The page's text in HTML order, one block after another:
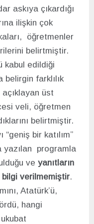
askıya çıkardığı
ilişkin çok
öğretmenler
belirtmiştir.
kabul edildiği
belirgin farklılık
üst
veli, öğretmen
belirtmiştir.
bir katılım”
yazılan programla
ve yanıtların
verilmemiştir.
Atatürk’ü,
hangi